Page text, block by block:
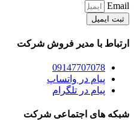
Email
ثبت ایمیل
ارتباط با مدیر فروش شرکت
09147707078
پیام در واتساپ
پیام در تلگرام
شبکه های اجتماعی شرکت